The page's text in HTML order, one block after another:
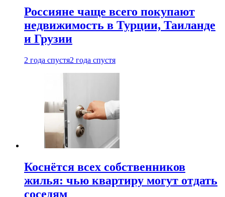
Россияне чаще всего покупают
недвижимость в Турции, Таиланде
и Грузии
2 года спустя2 года спустя
Коснётся всех собственников
жилья: чью квартиру могут отдать
соседям